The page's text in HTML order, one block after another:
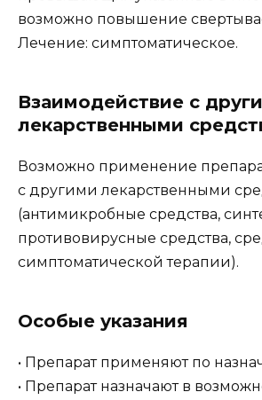
возможно повышение
Лечение: симптоматическое.
Взаимодействие с
лекарственными
Возможно применение
с другими лекарственными
(антимикробные средства,
противовирусные средства,
симптоматической терапии).
Особые указания
• Препарат применяют по
• Препарат назначают в